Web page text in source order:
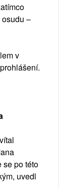
–
v
se po této
uvedl